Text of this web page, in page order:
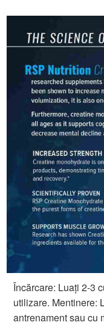
Încărcare: Luați 2-3
utilizare. Mentinere:
antrenament sau cu